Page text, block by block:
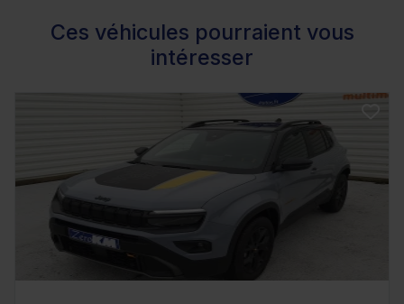
Ces véhicules pourraient vous
intéresser